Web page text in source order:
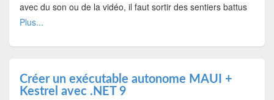
avec du son ou de la vidéo, il faut sortir des sentiers battus
Plus...
Créer un exécutable autonome MAUI +
Kestrel avec .NET 9